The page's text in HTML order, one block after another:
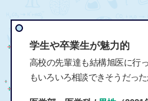
学生や卒業生が魅力的
高校の先輩達も結構旭医に行
もいろいろ相談できそうだった